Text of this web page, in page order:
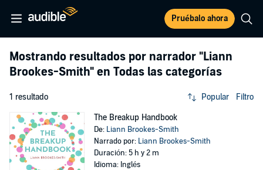
Pruébalo ahora
Mostrando resultados por narrador "Liann
Brookes-Smith" en Todas las categorías
1 resultado Popular Filtro
The Breakup Handbook
De: Liann Brookes-Smith
Narrado por: Liann Brookes-Smith
Duración: 5 h y 2 m
Idioma: Inglés